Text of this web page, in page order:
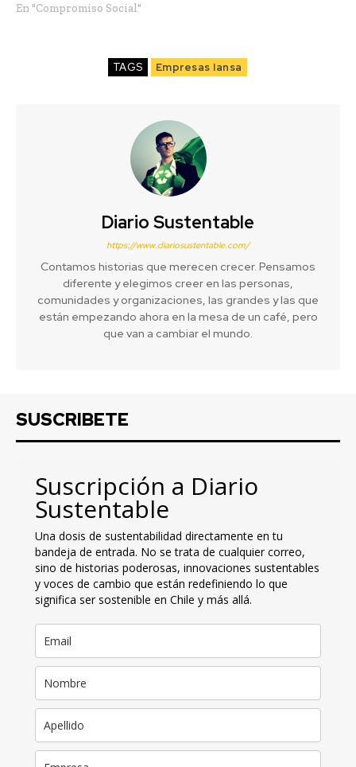
En "Compromiso Social"
TAGS Empresas Iansa
Diario Sustentable
https://www.diariosustentable.com/
Contamos historias que merecen crecer. Pensamos
diferente y elegimos creer en las personas,
comunidades y organizaciones, las grandes y las que
están empezando ahora en la mesa de un café, pero
que van a cambiar el mundo.
SUSCRIBETE
Suscripción a Diario
Sustentable
Una dosis de sustentabilidad directamente en tu
bandeja de entrada. No se trata de cualquier correo,
sino de historias poderosas, innovaciones sustentables
y voces de cambio que están redefiniendo lo que
significa ser sostenible en Chile y más allá.